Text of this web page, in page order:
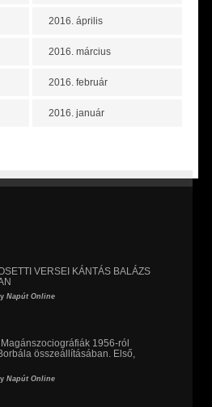
2016. április
2016. március
2016. február
2016. január
VERSEI KÁNTÁS BALÁZS
Napút Online
Magánszociográfiák 1956-ról
összeállításában. Első,
Napút Online